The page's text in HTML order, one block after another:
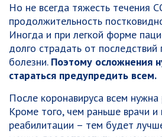
Но не всегда тяжесть течения
продолжительность
Иногда и при легкой форме
долго страдать от последствий
болезни. Поэтому осложнения
стараться предупредить всем.
После коронавируса всем нужна
Кроме того, чем раньше врачи и
реабилитации – тем будет